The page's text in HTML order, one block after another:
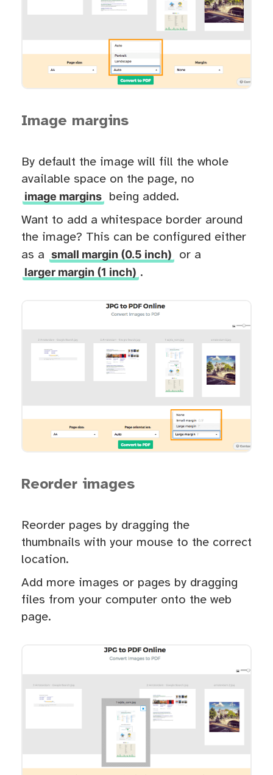
Image margins
By default the image will fill the whole
available space on the page, no
image margins
being added.
Want to add a whitespace border around
the image? This can be configured either
as a small margin (0.5 inch)
or a
larger margin (1 inch) .
Reorder images
Reorder pages by dragging the
thumbnails with your mouse to the correct
location.
Add more images or pages by dragging
files from your computer onto the web
page.